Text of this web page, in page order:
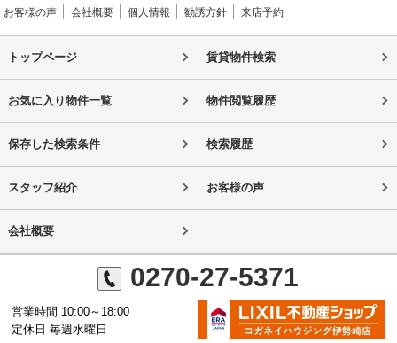
お客様の声
会社概要 個人情報 勧誘方針 来店予約
トップページ 賃貸物件検索
お気に入り物件一覧 物件閲覧履歴
保存した検索条件 検索履歴
スタッフ紹介 お客様の声
会社概要
0270-27-5371
営業時間 10:00～18:00
定休日 毎週水曜日